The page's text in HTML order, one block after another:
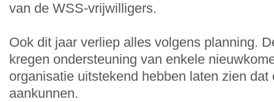
van de WSS-vrijwilligers.
Ook dit jaar verliep alles volgens planning.
kregen ondersteuning van enkele
organisatie uitstekend hebben laten zien dat
aankunnen.